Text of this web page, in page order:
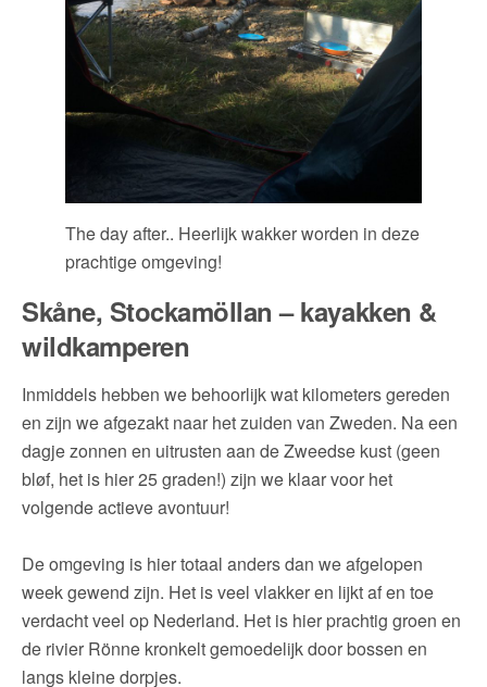
The day after.. Heerlijk wakker worden in deze
prachtige omgeving!
Skåne, Stockamöllan – kayakken &
wildkamperen
Inmiddels hebben we behoorlijk wat kilometers gereden
en zijn we afgezakt naar het zuiden van Zweden. Na een
dagje zonnen en uitrusten aan de Zweedse kust (geen
bløf, het is hier 25 graden!) zijn we klaar voor het
volgende actieve avontuur!
De omgeving is hier totaal anders dan we afgelopen
week gewend zijn. Het is veel vlakker en lijkt af en toe
verdacht veel op Nederland. Het is hier prachtig groen en
de rivier Rönne kronkelt gemoedelijk door bossen en
langs kleine dorpjes.